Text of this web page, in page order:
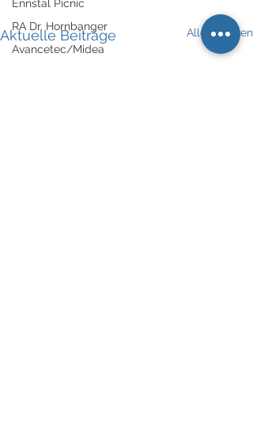
Ennstal Picnic
RA Dr. Hornbanger
Avancetec/Midea
Aktuelle Beiträge Alle ansehen